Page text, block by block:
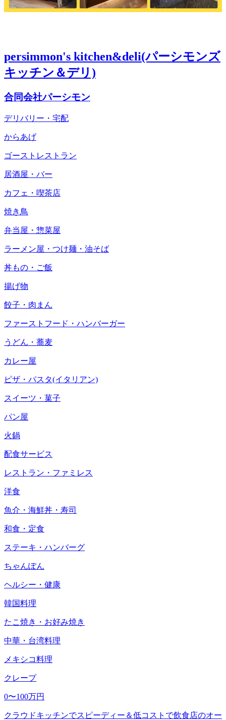
persimmon's kitchen&deli(パーシモンズ
キッチン＆デリ)
合同会社パーシモン
デリバリー・宅配
からあげ
ゴーストレストラン
居酒屋・バー
カフェ・喫茶店
焼き鳥
弁当屋・惣菜屋
ラーメン屋・つけ麺・油そば
丼もの・ご飯
揚げ物
餃子・肉まん
ファーストフード・ハンバーガー
うどん・蕎麦
カレー屋
ピザ・パスタ(イタリアン)
スイーツ・菓子
パン屋
火鍋
配食サービス
レストラン・ファミレス
洋食
魚介・海鮮丼・寿司
和食・定食
ステーキ・ハンバーグ
ちゃんぽん
ヘルシー・健康
韓国料理
たこ焼き・お好み焼き
中華・台湾料理
メキシコ料理
クレープ
0〜100万円
クラウドキッチンでスピーディー＆低コストで飲食店のオー